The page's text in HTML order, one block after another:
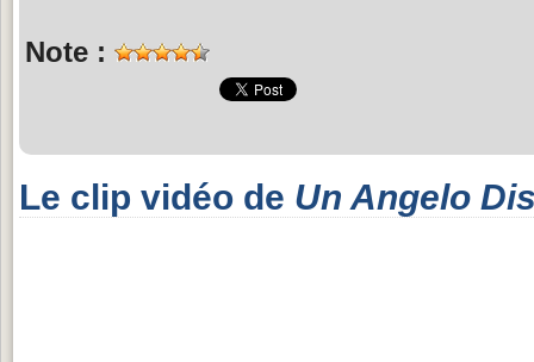
Note :
Le clip vidéo de Un Angelo